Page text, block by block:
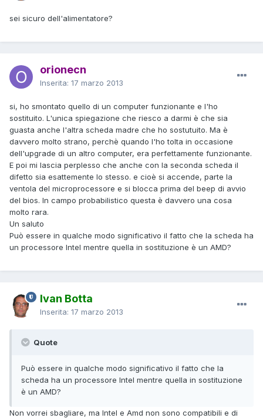
sei sicuro dell'alimentatore?
orionecn
Inserita: 17 marzo 2013
si, ho smontato quello di un computer funzionante e l'ho
sostituito. L'unica spiegazione che riesco a darmi è che sia
guasta anche l'altra scheda madre che ho sostutuito. Ma è
davvero molto strano, perchè quando l'ho tolta in occasione
dell'upgrade di un altro computer, era perfettamente funzionante.
E poi mi lascia perplesso che anche con la seconda scheda il
difetto sia esattemente lo stesso. e cioè si accende, parte la
ventola del microprocessore e si blocca prima del beep di avvio
del bios. In campo probabilistico questa è davvero una cosa
molto rara.
Un saluto
Può essere in qualche modo significativo il fatto che la scheda ha
un processore Intel mentre quella in sostituzione è un AMD?
Ivan Botta
Inserita: 17 marzo 2013
Quote
Può essere in qualche modo significativo il fatto che la
scheda ha un processore Intel mentre quella in sostituzione
è un AMD?
Non vorrei sbagliare, ma Intel e Amd non sono compatibili e di